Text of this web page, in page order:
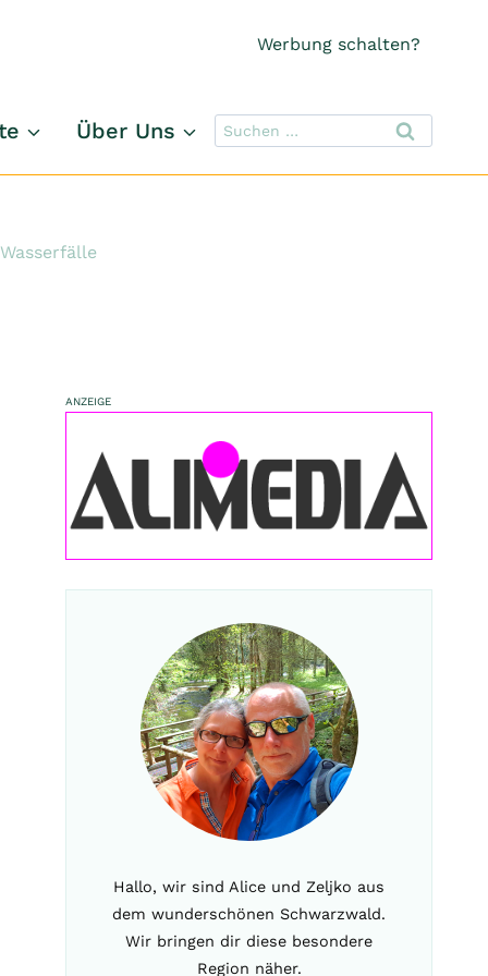
Werbung schalten?
Über Uns
Suchen
nach:
ANZEIGE
Hallo, wir sind Alice und Zeljko aus
dem wunderschönen Schwarzwald.
Wir bringen dir diese besondere
Region näher.